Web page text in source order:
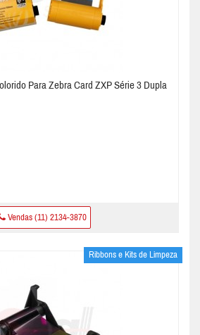
Para Zebra Card ZXP Série 3 Dupla
Vendas (11) 2134-3870
Ribbons e Kits de Limpeza